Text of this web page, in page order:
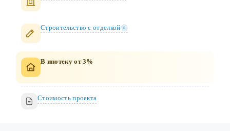
Строительство c отделкой i
В ипотеку от 3%
Стоимость проекта